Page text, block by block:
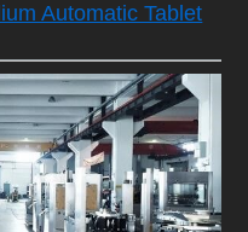
Automatic Tablet